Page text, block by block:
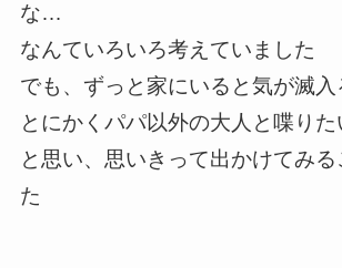
な…
なんていろいろ考えていました
でも、ずっと家にいると気が滅入
とにかくパパ以外の大人と喋りた
と思い、思いきって出かけてみる
た